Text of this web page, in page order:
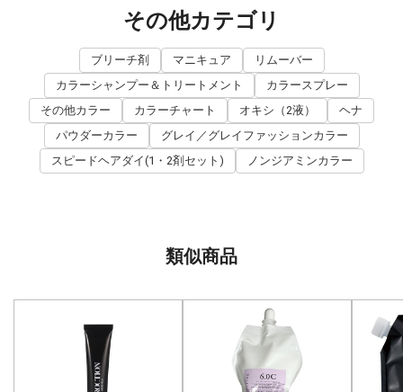
その他カテゴリ
ブリーチ剤 マニキュア
リムーバー
カラーシャンプー＆トリートメント
カラースプレー
その他カラー
カラーチャート オキシ（2液）
ヘナ
パウダーカラー
グレイ／グレイファッションカラー
スピードヘアダイ(1・2剤セット)
ノンジアミンカラー
類似商品